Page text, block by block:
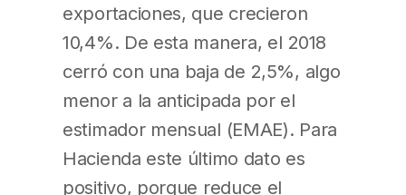
exportaciones, que crecieron
10,4%. De esta manera, el 2018
cerró con una baja de 2,5%, algo
menor a la anticipada por el
estimador mensual (EMAE). Para
Hacienda este último dato es
positivo, porque reduce el